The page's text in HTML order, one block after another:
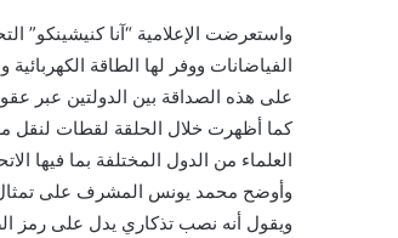
واستعرضت الإعلامية “آنا كنيشينكو”
الفياضانات ووفر لها الطاقة
على هذه الصداقة بين الدولتين عبر
كما أظهرت خلال الحلقة لقطات لنقل
العلماء من الدول المختلفة بما فيها
وأوضح محمد يونس المشرف على تمثال